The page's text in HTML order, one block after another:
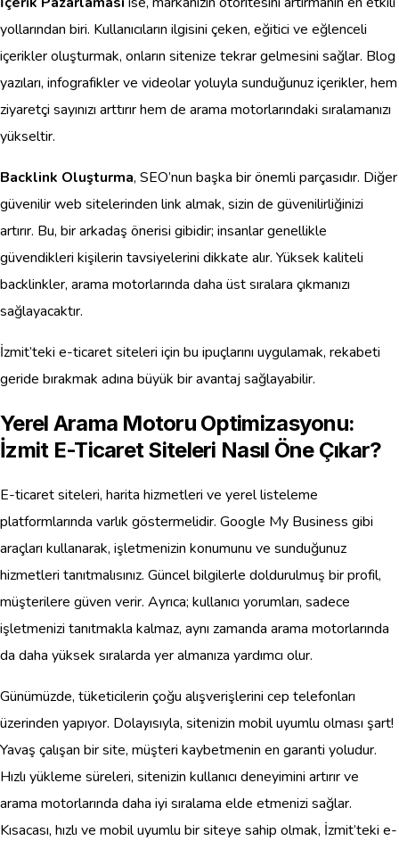
yollarından biri. Kullanıcıların ilgisini çeken, eğitici ve eğlenceli
içerikler oluşturmak, onların sitenize tekrar gelmesini sağlar. Blog
yazıları, infografikler ve videolar yoluyla sunduğunuz içerikler, hem
ziyaretçi sayınızı arttırır hem de arama motorlarındaki sıralamanızı
yükseltir.
Backlink Oluşturma, SEO’nun başka bir önemli parçasıdır. Diğer
güvenilir web sitelerinden link almak, sizin de güvenilirliğinizi
artırır. Bu, bir arkadaş önerisi gibidir; insanlar genellikle
güvendikleri kişilerin tavsiyelerini dikkate alır. Yüksek kaliteli
backlinkler, arama motorlarında daha üst sıralara çıkmanızı
sağlayacaktır.
İzmit’teki e-ticaret siteleri için bu ipuçlarını uygulamak, rekabeti
geride bırakmak adına büyük bir avantaj sağlayabilir.
Yerel Arama Motoru Optimizasyonu:
İzmit E-Ticaret Siteleri Nasıl Öne Çıkar?
E-ticaret siteleri, harita hizmetleri ve yerel listeleme
platformlarında varlık göstermelidir. Google My Business gibi
araçları kullanarak, işletmenizin konumunu ve sunduğunuz
hizmetleri tanıtmalısınız. Güncel bilgilerle doldurulmuş bir profil,
müşterilere güven verir. Ayrıca; kullanıcı yorumları, sadece
işletmenizi tanıtmakla kalmaz, aynı zamanda arama motorlarında
da daha yüksek sıralarda yer almanıza yardımcı olur.
Günümüzde, tüketicilerin çoğu alışverişlerini cep telefonları
üzerinden yapıyor. Dolayısıyla, sitenizin mobil uyumlu olması şart!
Yavaş çalışan bir site, müşteri kaybetmenin en garanti yoludur.
Hızlı yükleme süreleri, sitenizin kullanıcı deneyimini artırır ve
arama motorlarında daha iyi sıralama elde etmenizi sağlar.
Kısacası, hızlı ve mobil uyumlu bir siteye sahip olmak, İzmit’teki e-